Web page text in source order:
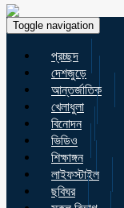
Toggle navigation
প্রচ্ছদ
দেশজুড়ে
আন্তর্জাতিক
খেলাধুলা
বিনোদন
ভিডিও
শিক্ষাঙ্গন
লাইফস্টাইল
ছবিঘর